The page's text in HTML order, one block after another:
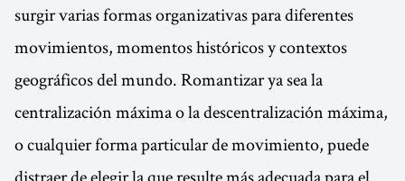
surgir varias formas organizativas para diferentes
movimientos, momentos históricos y contextos
geográficos del mundo. Romantizar ya sea la
centralización máxima o la descentralización máxima,
o cualquier forma particular de movimiento, puede